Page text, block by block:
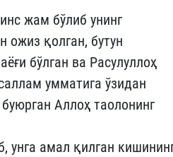
жам бўлиб унинг
қолган, бутун
бўлган ва Расулуллоҳ
умматига ўзидан
Аллоҳ таолонинг
унга амал қилган